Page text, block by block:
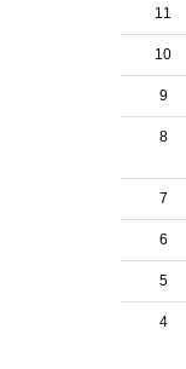
11
10
9
8
7
6
5
4